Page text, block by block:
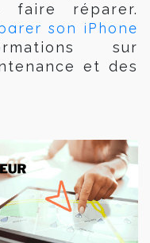
réparer.
son iPhone
sur
et des